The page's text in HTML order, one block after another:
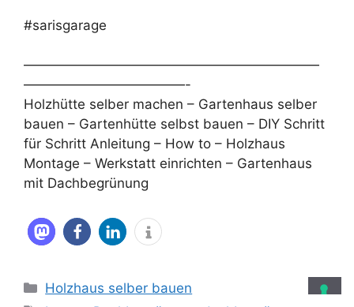
#sarisgarage
——————————————————————
————————————-
Holzhütte selber machen – Gartenhaus selber
bauen – Gartenhütte selbst bauen – DIY Schritt
für Schritt Anleitung – How to – Holzhaus
Montage – Werkstatt einrichten – Gartenhaus
mit Dachbegrünung
Kategorien
Holzhaus selber bauen